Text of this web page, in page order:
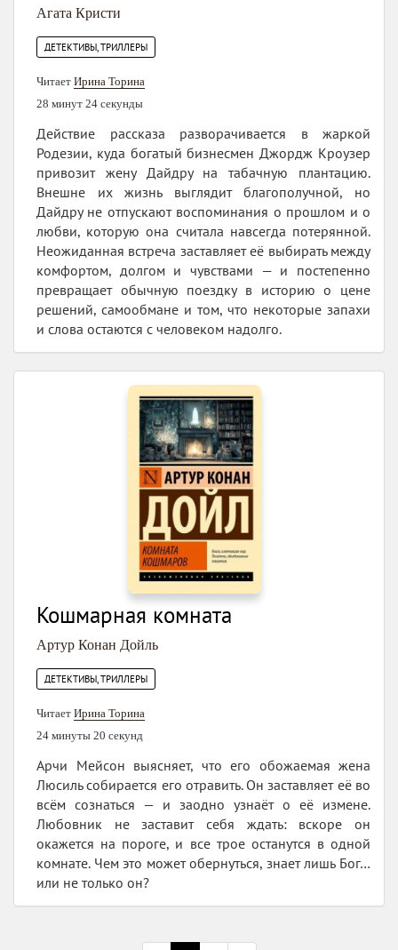
Агата Кристи
ДЕТЕКТИВЫ, ТРИЛЛЕРЫ
Читает Ирина Торина
28 минут 24 секунды
Действие рассказа разворачивается в жаркой
Родезии, куда богатый бизнесмен Джордж Кроузер
привозит жену Дайдру на табачную плантацию.
Внешне их жизнь выглядит благополучной, но
Дайдру не отпускают воспоминания о прошлом и о
любви, которую она считала навсегда потерянной.
Неожиданная встреча заставляет её выбирать между
комфортом, долгом и чувствами — и постепенно
превращает обычную поездку в историю о цене
решений, самообмане и том, что некоторые запахи
и слова остаются с человеком надолго.
Кошмарная комната
Артур Конан Дойль
ДЕТЕКТИВЫ, ТРИЛЛЕРЫ
Читает Ирина Торина
24 минуты 20 секунд
Арчи Мейсон выясняет, что его обожаемая жена
Люсиль собирается его отравить. Он заставляет её во
всём сознаться — и заодно узнаёт о её измене.
Любовник не заставит себя ждать: вскоре он
окажется на пороге, и все трое останутся в одной
комнате. Чем это может обернуться, знает лишь Бог…
или не только он?